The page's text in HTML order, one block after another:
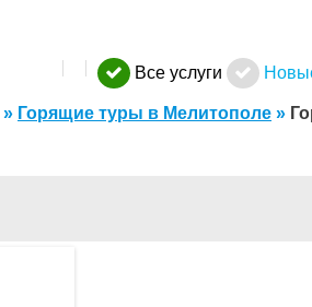
Все услуги
» Горящие туры в Мелитополе »